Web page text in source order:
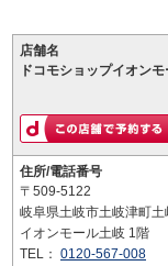
店舗名
ドコモショップイオン
住所/電話番号
〒509-5122
岐阜県土岐市土岐津町
イオンモール土岐 1階
TEL： 0120-567-008